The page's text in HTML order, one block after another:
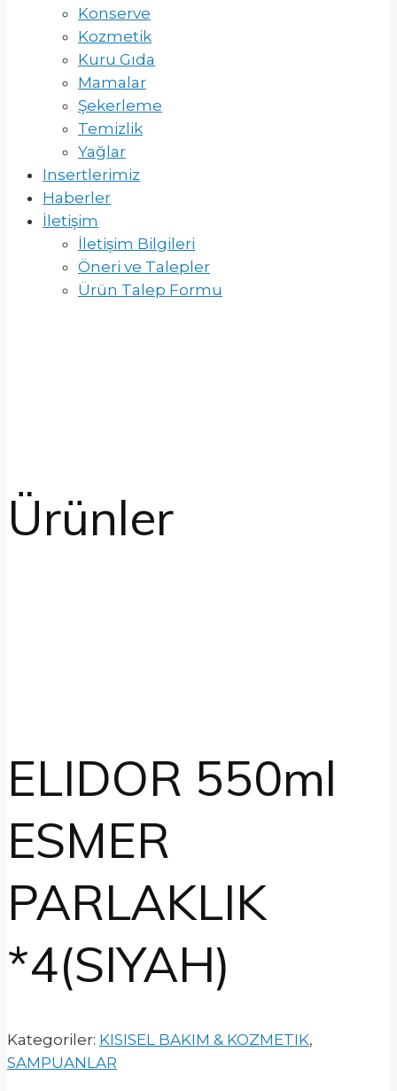
Konserve
Kozmetik
Kuru Gıda
Mamalar
Şekerleme
Temizlik
Yağlar
Insertlerimiz
Haberler
İletişim
İletişim Bilgileri
Öneri ve Talepler
Ürün Talep Formu
Ürünler
ELIDOR 550ml
ESMER
PARLAKLIK
*4(SIYAH)
Kategoriler: KISISEL BAKIM & KOZMETIK,
SAMPUANLAR